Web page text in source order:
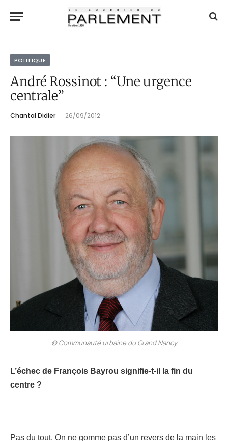
POLITIQUE
André Rossinot : “Une urgence
centrale”
Chantal Didier 26/09/2012
© Communauté urbaine du Grand Nancy
L’échec de François Bayrou signifie-t-il la fin du
centre ?
Pas du tout. On ne gomme pas d’un revers de la main les